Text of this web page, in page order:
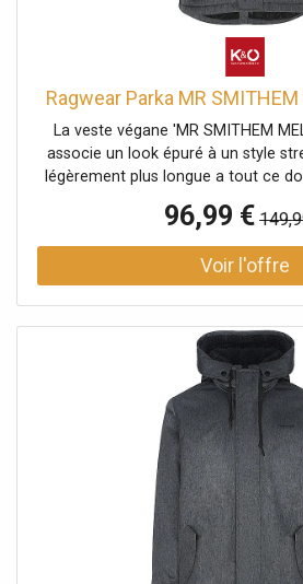
Ragwear Parka MR
La veste végane 'MR SMITHEM
associe un look épuré à un style
légèrement plus longue a tout ce
poches à rabat doubles avec
fermeture éclair, une poche
de label typiques de ragwear. La
protégée par une patte de
manches. Veste végane avec
pour l'automne Capuche montante
de serrage Matière hydrofuge 100
aux petites pluies Coupe droite avec
Extrémités des manches avec
bon maintien Ourlet légèrement
dos Poches à rabat doubles avec
poches zippées Colonne d'eau :
Coupe droite Nom de la couleur :
% polyester
96,99 €